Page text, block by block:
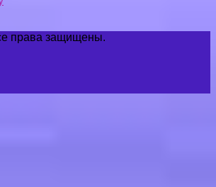
права защищены.